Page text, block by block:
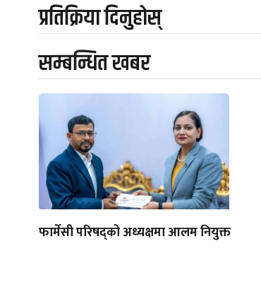
प्रतिक्रिया दिनुहोस्
सम्बन्धित खबर
फार्मेसी परिषद्को अध्यक्षमा आलम नियुक्त